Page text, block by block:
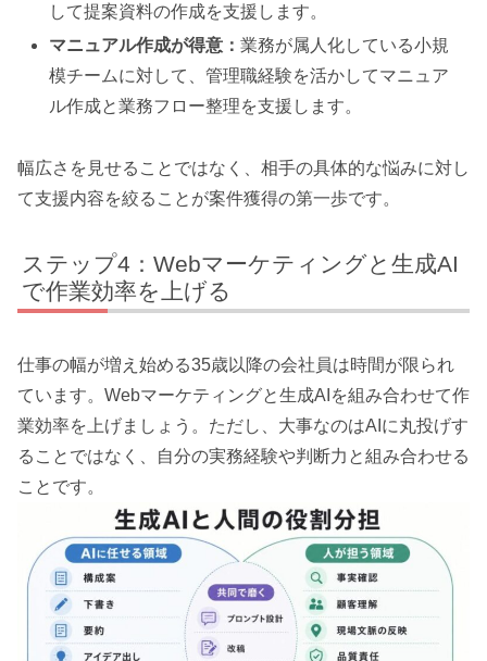
して提案資料の作成を支援します。
マニュアル作成が得意：業務が属人化している小規
模チームに対して、管理職経験を活かしてマニュア
ル作成と業務フロー整理を支援します。
幅広さを見せることではなく、相手の具体的な悩みに対し
て支援内容を絞ることが案件獲得の第一歩です。
ステップ4：Webマーケティングと生成AI
で作業効率を上げる
仕事の幅が増え始める35歳以降の会社員は時間が限られ
ています。Webマーケティングと生成AIを組み合わせて作
業効率を上げましょう。ただし、大事なのはAIに丸投げす
ることではなく、自分の実務経験や判断力と組み合わせる
ことです。